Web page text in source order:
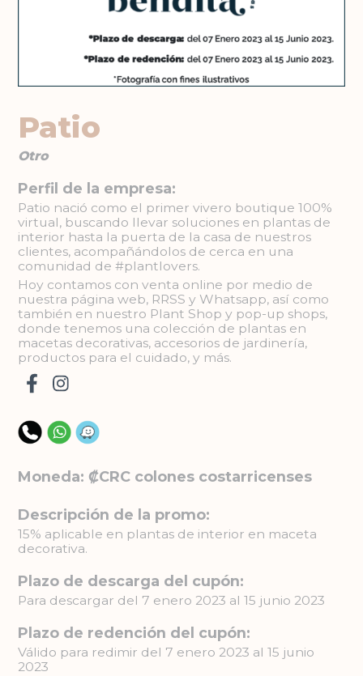
Patio
Otro
Perfil de la empresa:
Patio nació como el primer vivero boutique 100%
virtual, buscando llevar soluciones en plantas de
interior hasta la puerta de la casa de nuestros
clientes, acompañándolos de cerca en una
comunidad de #plantlovers.
Hoy contamos con venta online por medio de
nuestra página web, RRSS y Whatsapp, así como
también en nuestro Plant Shop y pop-up shops,
donde tenemos una colección de plantas en
macetas decorativas, accesorios de jardinería,
productos para el cuidado, y más.
Moneda: ₡CRC colones costarricenses
Descripción de la promo:
15% aplicable en plantas de interior en maceta
decorativa.
Plazo de descarga del cupón:
Para descargar del 7 enero 2023 al 15 junio 2023
Plazo de redención del cupón:
Válido para redimir del 7 enero 2023 al 15 junio
2023